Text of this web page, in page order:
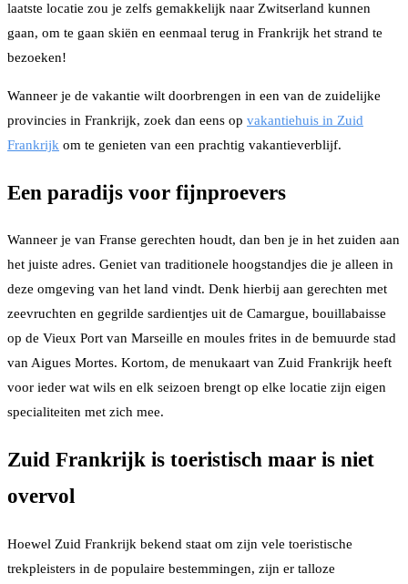
laatste locatie zou je zelfs gemakkelijk naar Zwitserland kunnen
gaan, om te gaan skiën en eenmaal terug in Frankrijk het strand te
bezoeken!
Wanneer je de vakantie wilt doorbrengen in een van de zuidelijke
provincies in Frankrijk, zoek dan eens op vakantiehuis in Zuid
Frankrijk om te genieten van een prachtig vakantieverblijf.
Een paradijs voor fijnproevers
Wanneer je van Franse gerechten houdt, dan ben je in het zuiden aan
het juiste adres. Geniet van traditionele hoogstandjes die je alleen in
deze omgeving van het land vindt. Denk hierbij aan gerechten met
zeevruchten en gegrilde sardientjes uit de Camargue, bouillabaisse
op de Vieux Port van Marseille en moules frites in de bemuurde stad
van Aigues Mortes. Kortom, de menukaart van Zuid Frankrijk heeft
voor ieder wat wils en elk seizoen brengt op elke locatie zijn eigen
specialiteiten met zich mee.
Zuid Frankrijk is toeristisch maar is niet
overvol
Hoewel Zuid Frankrijk bekend staat om zijn vele toeristische
trekpleisters in de populaire bestemmingen, zijn er talloze